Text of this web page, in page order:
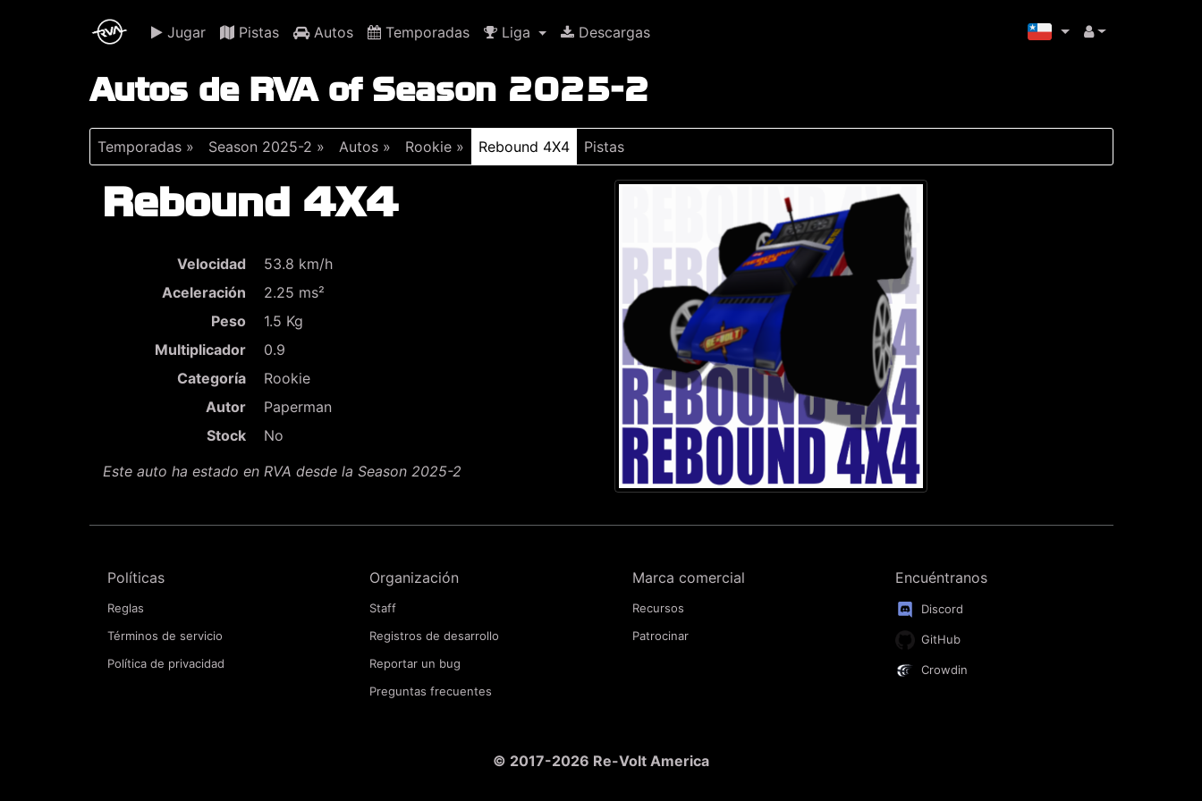
Jugar Pistas Autos Temporadas Liga Descargas
Autos de RVA of Season 2025-2
Temporadas » Season 2025-2 » Autos » Rookie » Rebound 4X4 Pistas
Rebound 4X4
Velocidad
53.8 km/h
Aceleración
2.25 ms²
Peso
1.5 Kg
Multiplicador
0.9
Categoría
Rookie
Autor
Paperman
Stock
No
Este auto ha estado en RVA desde la Season 2025-2
Políticas
Reglas
Términos de servicio
Política de privacidad
Organización
Staff
Registros de desarrollo
Reportar un bug
Preguntas frecuentes
Marca comercial
Recursos
Patrocinar
Encuéntranos
Discord
GitHub
Crowdin
© 2017-2026 Re-Volt America